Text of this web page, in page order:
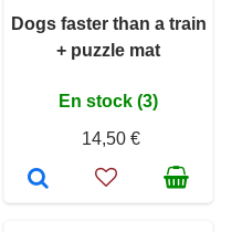
Dogs faster than a train
+ puzzle mat
En stock (3)
14,50 €